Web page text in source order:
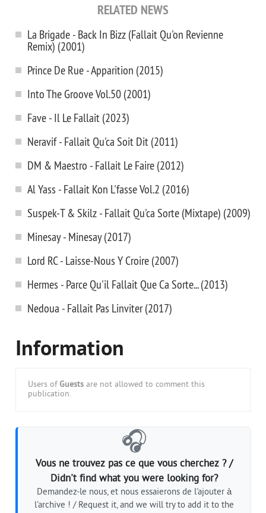
RELATED NEWS
La Brigade - Back In Bizz (Fallait Qu'on Revienne
Remix) (2001)
Prince De Rue - Apparition (2015)
Into The Groove Vol.50 (2001)
Fave - Il Le Fallait (2023)
Neravif - Fallait Qu'ca Soit Dit (2011)
DM & Maestro - Fallait Le Faire (2012)
Al Yass - Fallait Kon L'fasse Vol.2 (2016)
Suspek-T & Skilz - Fallait Qu'ca Sorte (Mixtape) (2009)
Minesay - Minesay (2017)
Lord RC - Laisse-Nous Y Croire (2007)
Hermes - Parce Qu'il Fallait Que Ca Sorte... (2013)
Nedoua - Fallait Pas Linviter (2017)
Information
Users of Guests are not allowed to comment this
publication.
🎧
Vous ne trouvez pas ce que vous cherchez ? /
Didn't find what you were looking for?
Demandez-le nous, et nous essaierons de l'ajouter à
l'archive ! / Request it, and we will try to add it to the